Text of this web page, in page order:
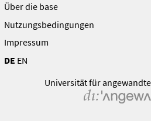
Über die base
Nutzungsbedingungen
Impressum
DE EN
Universität für